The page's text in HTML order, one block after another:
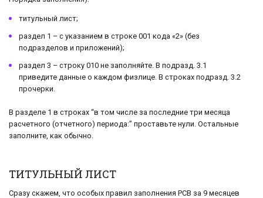
титульный лист;
раздел 1 – с указанием в строке 001 кода «2» (без
подразделов и приложений);
раздел 3 – строку 010 не заполняйте. В подразд. 3.1
приведите данные о каждом физлице. В строках подразд. 3.2
прочерки.
В разделе 1 в строках “в том числе за последние три месяца
расчетного (отчетного) периода:” проставьте нули. Остальные
заполните, как обычно.
ТИТУЛЬНЫЙ ЛИСТ
Сразу скажем, что особых правил заполнения РСВ за 9 месяцев